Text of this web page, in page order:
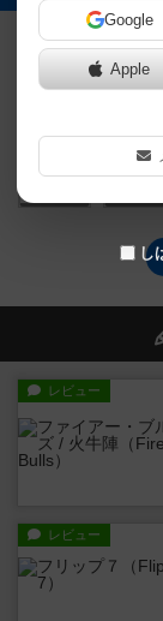
たつきち
レビュー
レビュー
Google
Apple
し